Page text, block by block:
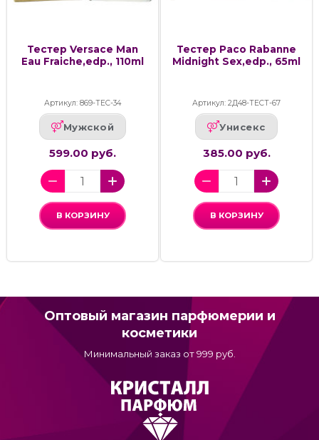
Тестер Versace Man
Eau Fraiche,edp., 110ml
Артикул: 869-ТЕС-34
Мужской
599.00 руб.
В КОРЗИНУ
Тестер Paco Rabanne
Midnight Sex,edp., 65ml
Артикул: 2Д48-ТЕСТ-67
Унисекс
385.00 руб.
В КОРЗИНУ
Оптовый магазин парфюмерии и
косметики
Минимальный заказ от 999 руб.